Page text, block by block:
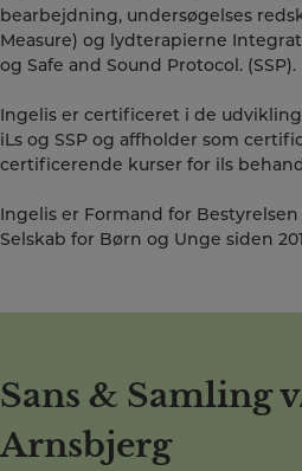
bearbejdning, undersøgelses
Measure) og lydterapierne
og Safe and Sound Protocol. (SSP).
Ingelis er certificeret i de
iLs og SSP og affholder som
certificerende kurser for ils
Ingelis er Formand for
Selskab for Børn og Unge siden
Sans & Samling
Arnsbjerg